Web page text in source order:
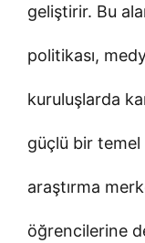
geliştirir. Bu
politikası,
kuruluşlarda
güçlü bir
araştırma
öğrencilerine